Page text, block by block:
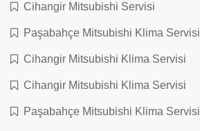
Cihangir Mitsubishi Servisi
Paşabahçe Mitsubishi Klima Servisi
Cihangir Mitsubishi Klima Servisi
Cihangir Mitsubishi Klima Servisi
Paşabahçe Mitsubishi Klima Servisi